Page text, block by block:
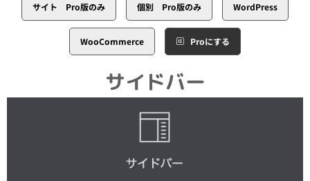
サイト Pro版のみ 個別 Pro版のみ WordPress
WooCommerce Proにする
サイドバー